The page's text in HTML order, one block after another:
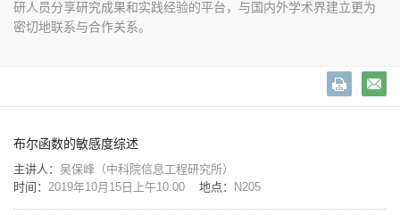
研人员分享研究成果和实践经验的平台，与国内外学术界建立更为
密切地联系与合作关系。
布尔函数的敏感度综述
主讲人： 吴保峰（中科院信息工程研究所）
时间： 2019年10月15日上午10:00 地点： N205